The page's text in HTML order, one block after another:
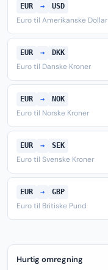
EUR → USD
Euro til Amerikanske Dollar
EUR → DKK
Euro til Danske Kroner
EUR → NOK
Euro til Norske Kroner
EUR → SEK
Euro til Svenske Kroner
EUR → GBP
Euro til Britiske Pund
Hurtig omregning